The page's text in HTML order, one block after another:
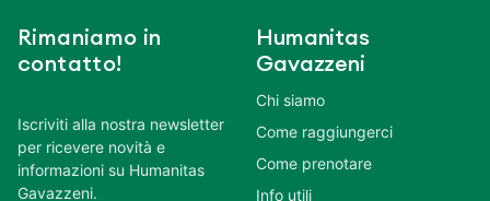
Rimaniamo in
contatto!
Iscriviti alla nostra newsletter
per ricevere novità e
informazioni su Humanitas
Gavazzeni.
Humanitas
Gavazzeni
Chi siamo
Come raggiungerci
Come prenotare
Info utili